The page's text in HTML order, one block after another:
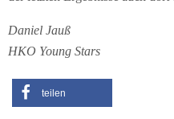
Daniel Jauß
HKO Young Stars
teilen